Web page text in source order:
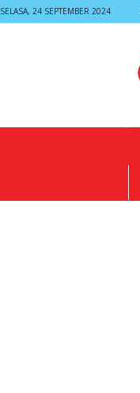
SELASA, 24 SEPTEMBER 2024